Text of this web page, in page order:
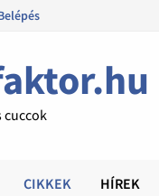
cuccok
CIKKEK HÍREK